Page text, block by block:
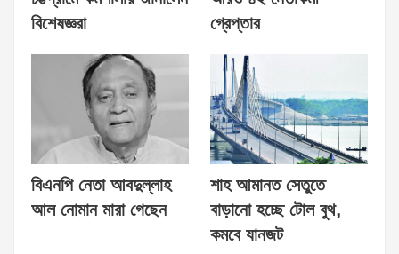
বিশেষজ্ঞরা
গ্রেপ্তার
বিএনপি নেতা আবদুল্লাহ
আল নোমান মারা গেছেন
শাহ আমানত সেতুতে
বাড়ানো হচ্ছে টোল বুথ,
কমবে যানজট